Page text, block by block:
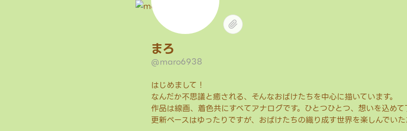
まろ
@maro6938
はじめまして！
なんだか不思議と癒される、そんなおばけたちを中心に描いています。
作品は線画、着色共にすべてアナログです。ひとつひとつ、想いを込めて
更新ペースはゆったりですが、おばけたちの織り成す世界を楽しんでいた